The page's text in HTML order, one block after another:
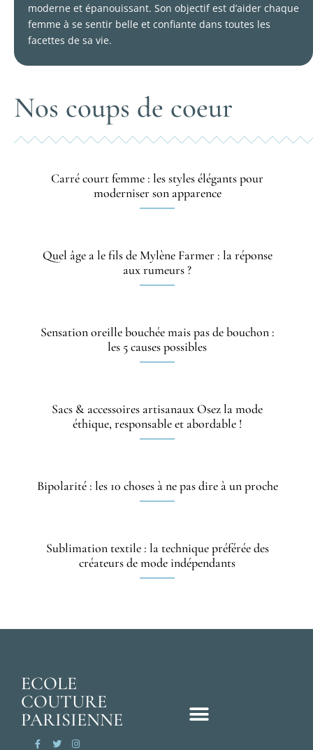
moderne et épanouissant. Son objectif est d’aider chaque
femme à se sentir belle et confiante dans toutes les
facettes de sa vie.
Nos coups de coeur
Carré court femme : les styles élégants pour
moderniser son apparence
Quel âge a le fils de Mylène Farmer : la réponse
aux rumeurs ?
Sensation oreille bouchée mais pas de bouchon :
les 5 causes possibles
Sacs & accessoires artisanaux Osez la mode
éthique, responsable et abordable !
Bipolarité : les 10 choses à ne pas dire à un proche
Sublimation textile : la technique préférée des
créateurs de mode indépendants
ECOLE
COUTURE
PARISIENNE